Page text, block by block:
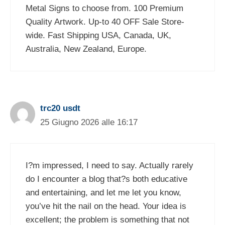
Metal Signs to choose from. 100 Premium
Quality Artwork. Up-to 40 OFF Sale Store-
wide. Fast Shipping USA, Canada, UK,
Australia, New Zealand, Europe.
trc20 usdt
25 Giugno 2026 alle 16:17
I?m impressed, I need to say. Actually rarely
do I encounter a blog that?s both educative
and entertaining, and let me let you know,
you’ve hit the nail on the head. Your idea is
excellent; the problem is something that not